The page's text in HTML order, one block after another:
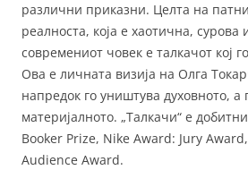
различни приказни. Целта на
реалноста, која е хаотична, сурова
современиот човек е талкачот кој
Ова е личната визија на Олга
напредок го уништува духовното, а
материјалното. „Талкачи“ е
Booker Prize, Nike Award: Jury
Audience Award.